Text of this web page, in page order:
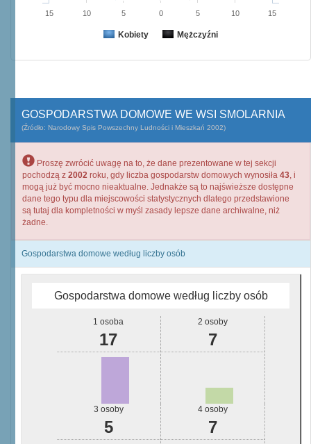
Kobiety Mężczyźni
15 10 5 0 5 10 15
GOSPODARSTWA DOMOWE WE WSI SMOLARNIA
(Źródło: Narodowy Spis Powszechny Ludności i Mieszkań 2002)
Proszę zwrócić uwagę na to, że dane prezentowane w tej sekcji
pochodzą z 2002 roku, gdy liczba gospodarstw domowych wynosiła 43, i
mogą już być mocno nieaktualne. Jednakże są to najświeższe dostępne
dane tego typu dla miejscowości statystycznych dlatego przedstawione
są tutaj dla kompletności w myśl zasady lepsze dane archiwalne, niż
żadne.
Gospodarstwa domowe według liczby osób
Gospodarstwa domowe według liczby osób
1 osoba
17
2 osoby
7
3 osoby
5
4 osoby
7